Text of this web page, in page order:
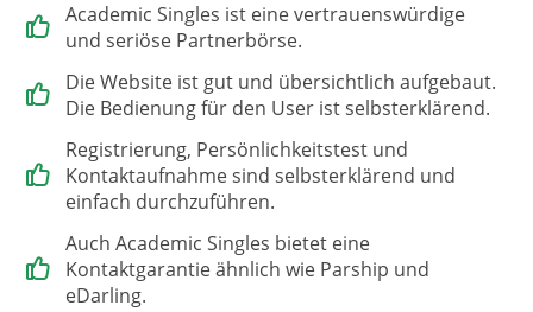
Academic Singles ist eine vertrauenswürdige
und seriöse Partnerbörse.
Die Website ist gut und übersichtlich aufgebaut.
Die Bedienung für den User ist selbsterklärend.
Registrierung, Persönlichkeitstest und
Kontaktaufnahme sind selbsterklärend und
einfach durchzuführen.
Auch Academic Singles bietet eine
Kontaktgarantie ähnlich wie Parship und
eDarling.